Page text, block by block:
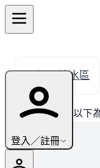
登入／註冊
← 返回清水區
此建案已完銷，以下